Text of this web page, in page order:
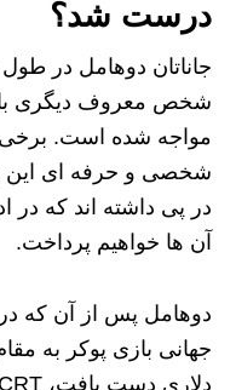
درست شد؟
جاناتان دوهامل در
شخص معروف دیگری
مواجه شده است. برخی
شخصی و حرفه ای این
در پی داشته اند که در
آن ها خواهیم پرداخت.